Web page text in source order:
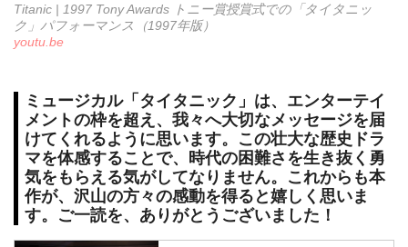
Titanic | 1997 Tony Awards トニー賞授賞式での「タイタニッ
ク」パフォーマンス（1997年版）
youtu.be
ミュージカル「タイタニック」は、エンターテイ
メントの枠を超え、我々へ大切なメッセージを届
けてくれるように思います。この壮大な歴史ドラ
マを体感することで、時代の困難さを生き抜く勇
気をもらえる気がしてなりません。これからも本
作が、沢山の方々の感動を得ると嬉しく思いま
す。ご一読を、ありがとうございました！